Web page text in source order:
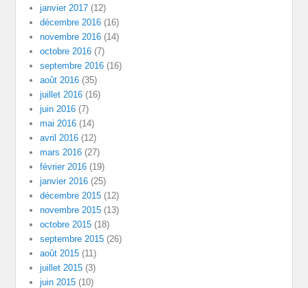
janvier 2017 (12)
décembre 2016 (16)
novembre 2016 (14)
octobre 2016 (7)
septembre 2016 (16)
août 2016 (35)
juillet 2016 (16)
juin 2016 (7)
mai 2016 (14)
avril 2016 (12)
mars 2016 (27)
février 2016 (19)
janvier 2016 (25)
décembre 2015 (12)
novembre 2015 (13)
octobre 2015 (18)
septembre 2015 (26)
août 2015 (11)
juillet 2015 (3)
juin 2015 (10)